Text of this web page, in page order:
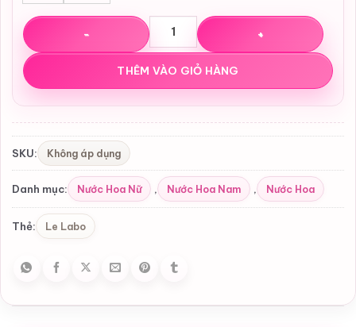
Nước hoa Le Labo Lys 41 EDP số lượng
THÊM VÀO GIỎ HÀNG
SKU: Không áp dụng
Danh mục: Nước Hoa Nữ , Nước Hoa Nam , Nước Hoa
Thẻ: Le Labo